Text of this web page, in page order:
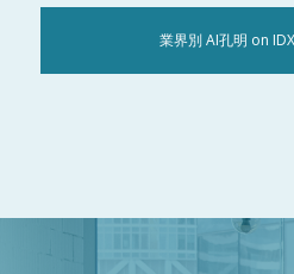
業界別 AI孔明 on